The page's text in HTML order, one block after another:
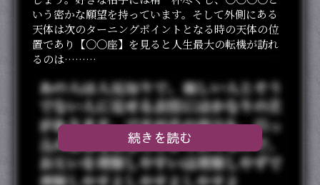
いう密かな願望を持っています。そして外側にある
天体は次のターニングポイントとなる時の天体の位
置であり【〇〇座】を見ると人生最大の転機が訪れ
るのは………
続きを読む